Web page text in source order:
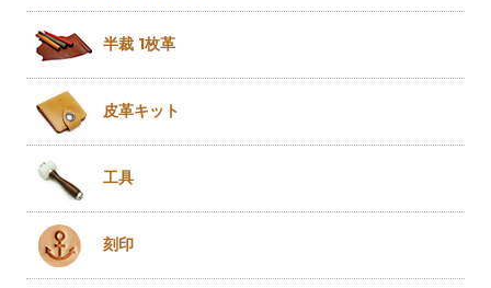
半裁 1枚革
皮革キット
工具
刻印